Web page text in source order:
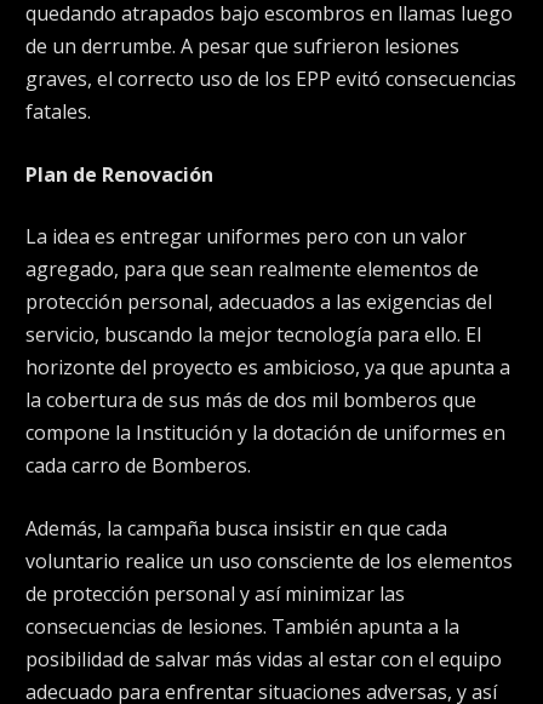
quedando atrapados bajo escombros en llamas luego
de un derrumbe. A pesar que sufrieron lesiones
graves, el correcto uso de los EPP evitó consecuencias
fatales.
Plan de Renovación
La idea es entregar uniformes pero con un valor
agregado, para que sean realmente elementos de
protección personal, adecuados a las exigencias del
servicio, buscando la mejor tecnología para ello. El
horizonte del proyecto es ambicioso, ya que apunta a
la cobertura de sus más de dos mil bomberos que
compone la Institución y la dotación de uniformes en
cada carro de Bomberos.
Además, la campaña busca insistir en que cada
voluntario realice un uso consciente de los elementos
de protección personal y así minimizar las
consecuencias de lesiones. También apunta a la
posibilidad de salvar más vidas al estar con el equipo
adecuado para enfrentar situaciones adversas, y así